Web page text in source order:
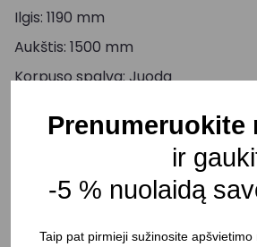
Ilgis: 1190 mm
Aukštis: 1500 mm
Korpuso spalva: Juoda
Pristatymo terminas: 15 – 30 d. d.
Prenumeruokite
ir
-5 % nuolaidą
Taip pat pirmieji sužinosite